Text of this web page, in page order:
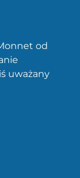
od
uważany